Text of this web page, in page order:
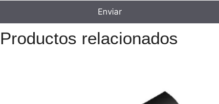
Productos relacionados